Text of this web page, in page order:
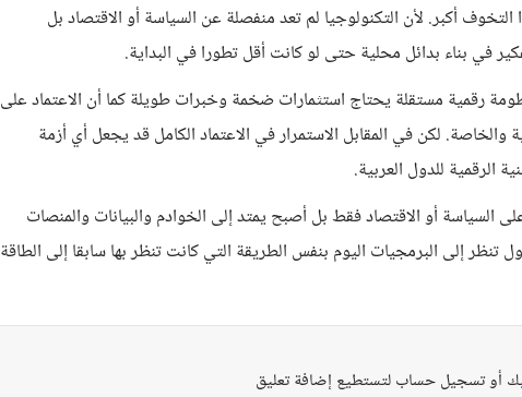
أكبر. لأن التكنولوجيا لم تعد منفصلة عن السياسة أو الاقتصاد بل
في بناء بدائل محلية حتى لو كانت أقل تطورا في البداية.
رقمية مستقلة يحتاج استثمارات ضخمة وخبرات طويلة كما أن الاعتماد على
لكن في المقابل الاستمرار في الاعتماد الكامل قد يجعل أي أزمة
الرقمية للدول العربية.
السياسة أو الاقتصاد فقط بل أصبح يمتد إلى الخوادم والبيانات والمنصات
تنظر إلى البرمجيات اليوم بنفس الطريقة التي كانت تنظر بها سابقا إلى الطاقة
أو تسجيل حساب لتستطيع إضافة تعليق